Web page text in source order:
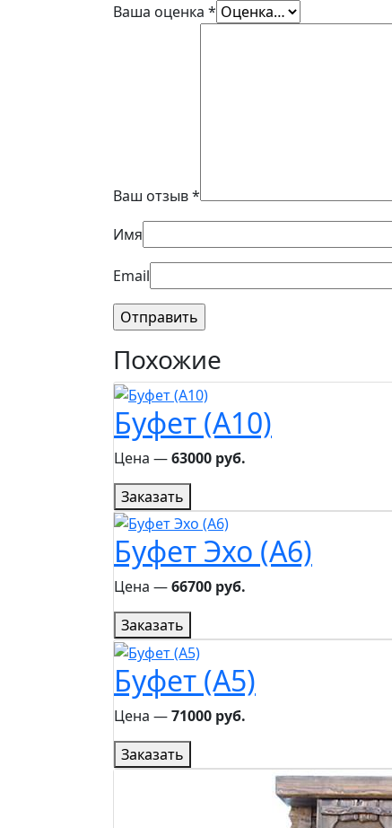
Ваша оценка *
Ваш отзыв*
Имя
Email
Похожие
Буфет (A10)
Цена ―63000 руб.
Заказать
Буфет Эхо (A6)
Цена ―66700 руб.
Заказать
Буфет (A5)
Цена ―71000 руб.
Заказать